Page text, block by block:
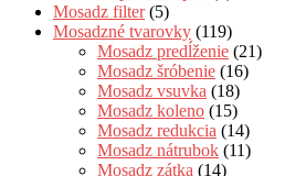
Mosadz filter (5)
Mosadzné tvarovky (119)
Mosadz predĺženie (21)
Mosadz šróbenie (16)
Mosadz vsuvka (18)
Mosadz koleno (15)
Mosadz redukcia (14)
Mosadz nátrubok (11)
Mosadz zátka (14)